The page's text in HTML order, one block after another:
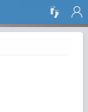
搜 索